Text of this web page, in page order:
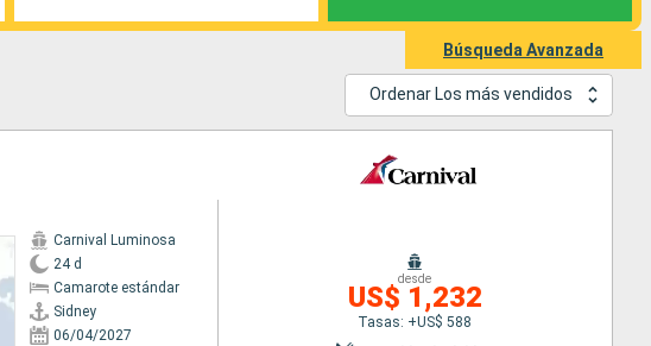
Búsqueda Avanzada
Ordenar Los más vendidos
Carnival Luminosa
24 d
Camarote estándar
Sidney
06/04/2027
desde
US$ 1,232
Tasas: +US$ 588